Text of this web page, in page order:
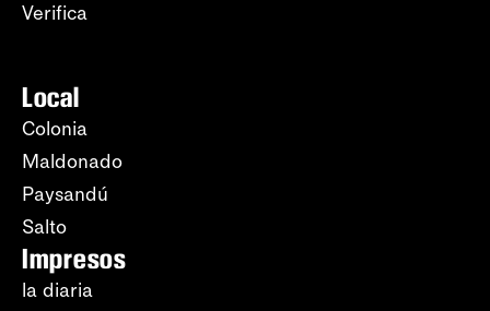
Verifica
Local
Colonia
Maldonado
Paysandú
Salto
Impresos
la diaria